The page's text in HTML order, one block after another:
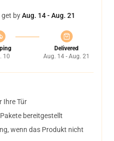
get byAug. 14 - Aug. 21
10
Delivered
Aug. 14 - Aug. 21
Ihre Tür
bereitgestellt
wenn das Produkt nicht